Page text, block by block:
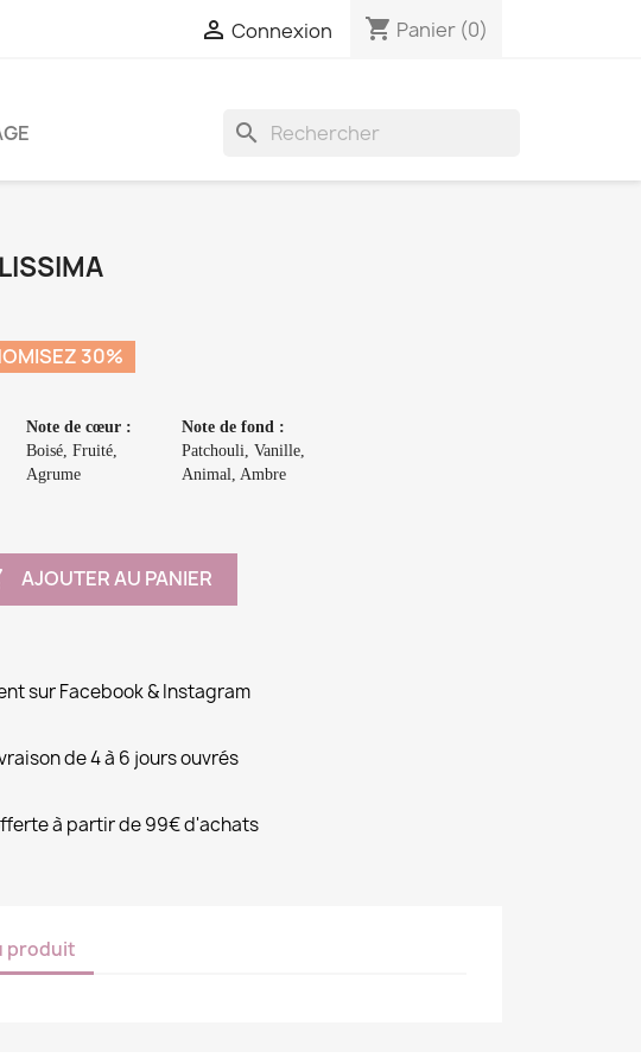
 Connexion shopping_cart Panier (0)
search
30%
Note de cœur :
Boisé, Fruité,
Agrume
Note de fond :
Patchouli, Vanille,
Animal, Ambre
AJOUTER AU PANIER
sur Facebook & Instagram
de 4 à 6 jours ouvrés
à partir de 99€ d'achats
produit